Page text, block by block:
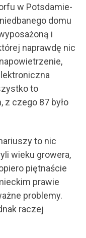
w Potsdamie-
domu
i
naprawdę nic
to
z czego 87 było
to nic
wieku growera,
piętnaście
prawie
problemy.
raczej